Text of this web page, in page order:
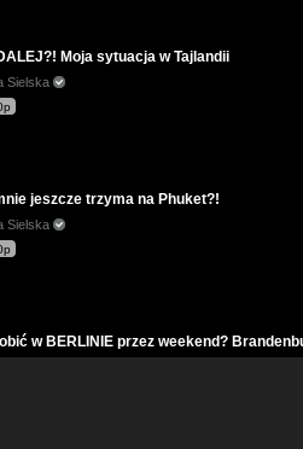
Moja sytuacja w Tajlandii
Sielska
jeszcze trzyma na Phuket?!
Sielska
w BERLINIE przez weekend?